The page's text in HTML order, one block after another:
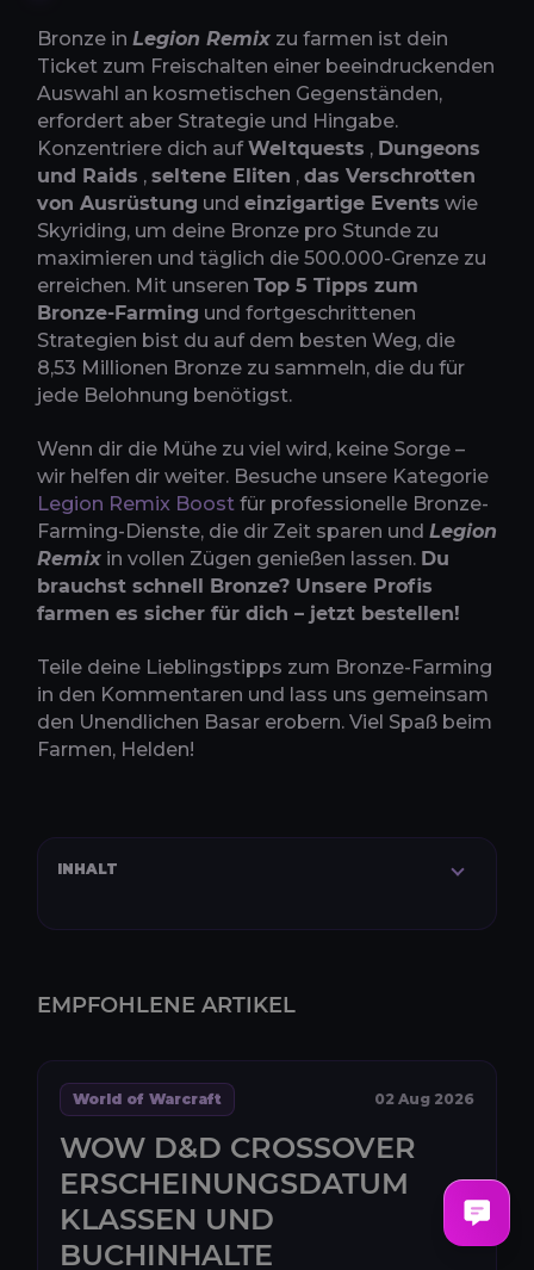
Bronze in Legion Remix zu farmen ist dein
Ticket zum Freischalten einer beeindruckenden
Auswahl an kosmetischen Gegenständen,
erfordert aber Strategie und Hingabe.
Konzentriere dich aufWeltquests , Dungeons
und Raids , seltene Eliten , das Verschrotten
von Ausrüstung und einzigartige Events wie
Skyriding, um deine Bronze pro Stunde zu
maximieren und täglich die 500.000-Grenze zu
erreichen. Mit unseren Top 5 Tipps zum
Bronze-Farming und fortgeschrittenen
Strategien bist du auf dem besten Weg, die
8,53 Millionen Bronze zu sammeln, die du für
jede Belohnung benötigst.
Wenn dir die Mühe zu viel wird, keine Sorge –
wir helfen dir weiter. Besuche unsere Kategorie
Legion Remix Boost für professionelle Bronze-
Farming-Dienste, die dir Zeit sparen und Legion
Remix in vollen Zügen genießen lassen. Du
brauchst schnell Bronze? Unsere Profis
farmen es sicher für dich – jetzt bestellen!
Teile deine Lieblingstipps zum Bronze-Farming
in den Kommentaren und lass uns gemeinsam
den Unendlichen Basar erobern. Viel Spaß beim
Farmen, Helden!
INHALT
EMPFOHLENE ARTIKEL
World of Warcraft 02 Aug 2026
WOW D&D CROSSOVER
ERSCHEINUNGSDATUM
KLASSEN UND
BUCHINHALTE